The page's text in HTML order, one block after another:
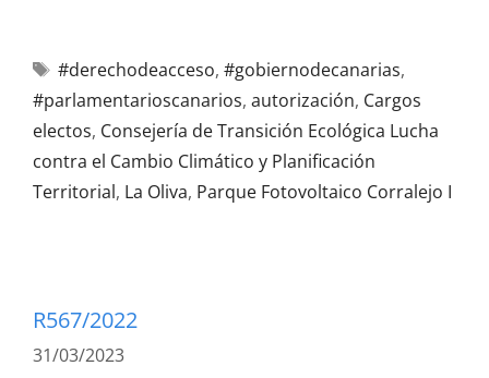
#derechodeacceso, #gobiernodecanarias,
#parlamentarioscanarios, autorización, Cargos
electos, Consejería de Transición Ecológica Lucha
contra el Cambio Climático y Planificación
Territorial, La Oliva, Parque Fotovoltaico Corralejo I
R567/2022
31/03/2023